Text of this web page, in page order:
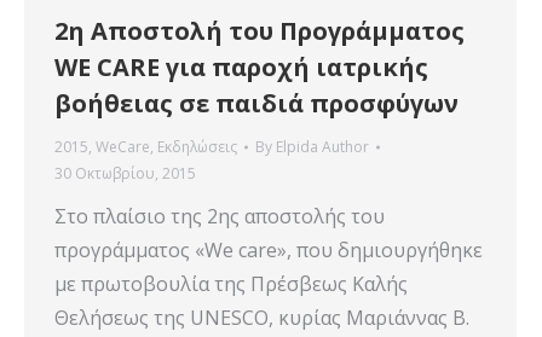
2η Αποστολή του Προγράμματος
WE CARE για παροχή ιατρικής
βοήθειας σε παιδιά προσφύγων
2015, WeCare, Εκδηλώσεις By Elpida Author
30 Οκτωβρίου, 2015
Στο πλαίσιο της 2ης αποστολής του
προγράμματος «We care», που δημιουργήθηκε
με πρωτοβουλία της Πρέσβεως Καλής
Θελήσεως της UNESCO, κυρίας Μαριάννας Β.